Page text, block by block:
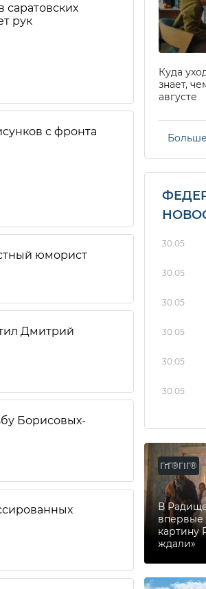
саратовских
рук
с фронта
юморист
Дмитрий
Борисовых-
Куда
знает,
августе
30.05
30.05
30.05
30.05
30.05
30.05
ГґГ®ГІГ®
В
впервые
картину
ждали»